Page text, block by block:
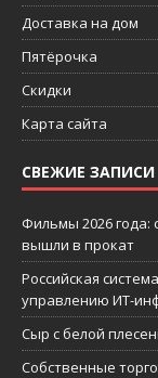
Доставка на дом
Пятёрочка
Скидки
Карта сайта
СВЕЖИЕ ЗАПИСИ
Фильмы 2026
вышли в прокат
Российская
управлению ИТ-
Сыр с белой
Собственные